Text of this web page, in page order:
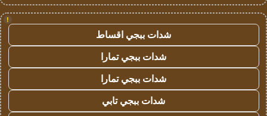
!
شدات ببجي اقساط
شدات ببجي تمارا
شدات ببجي تمارا
شدات ببجي تابي